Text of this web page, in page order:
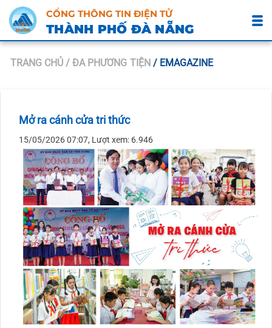
CỔNG THÔNG TIN ĐIỆN TỬ
THÀNH PHỐ ĐÀ NẴNG
TRANG CHỦ / ĐA PHƯƠNG TIỆN / EMAGAZINE
Mở ra cánh cửa tri thức
15/05/2026 07:07, Lượt xem: 6.946